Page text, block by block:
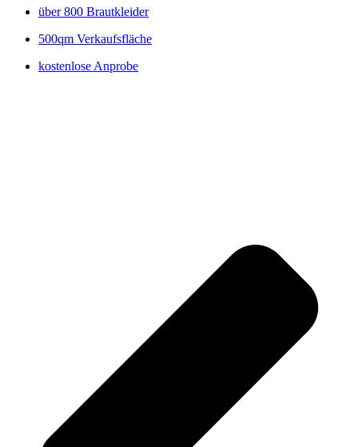
über 800 Brautkleider
500qm Verkaufsfläche
kostenlose Anprobe